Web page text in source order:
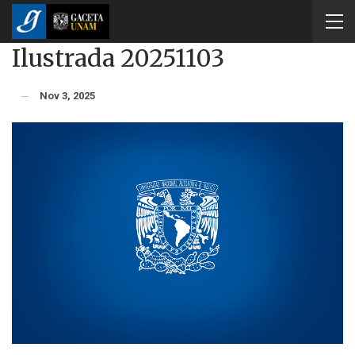
Ilustrada 20251103
Nov 3, 2025